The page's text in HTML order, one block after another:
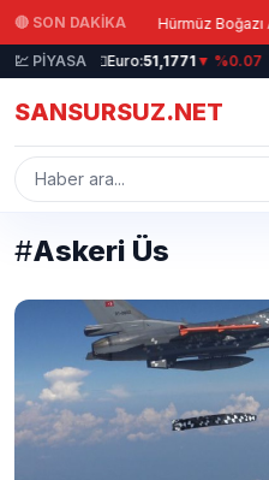
Ana içeriğe atla
🔴 SON DAKİKA
| Hürmüz Boğazı
💹 PİYASA
| 💶Euro:51,1771▼ %0.07 |
SANSURSUZ.NET
#Askeri Üs